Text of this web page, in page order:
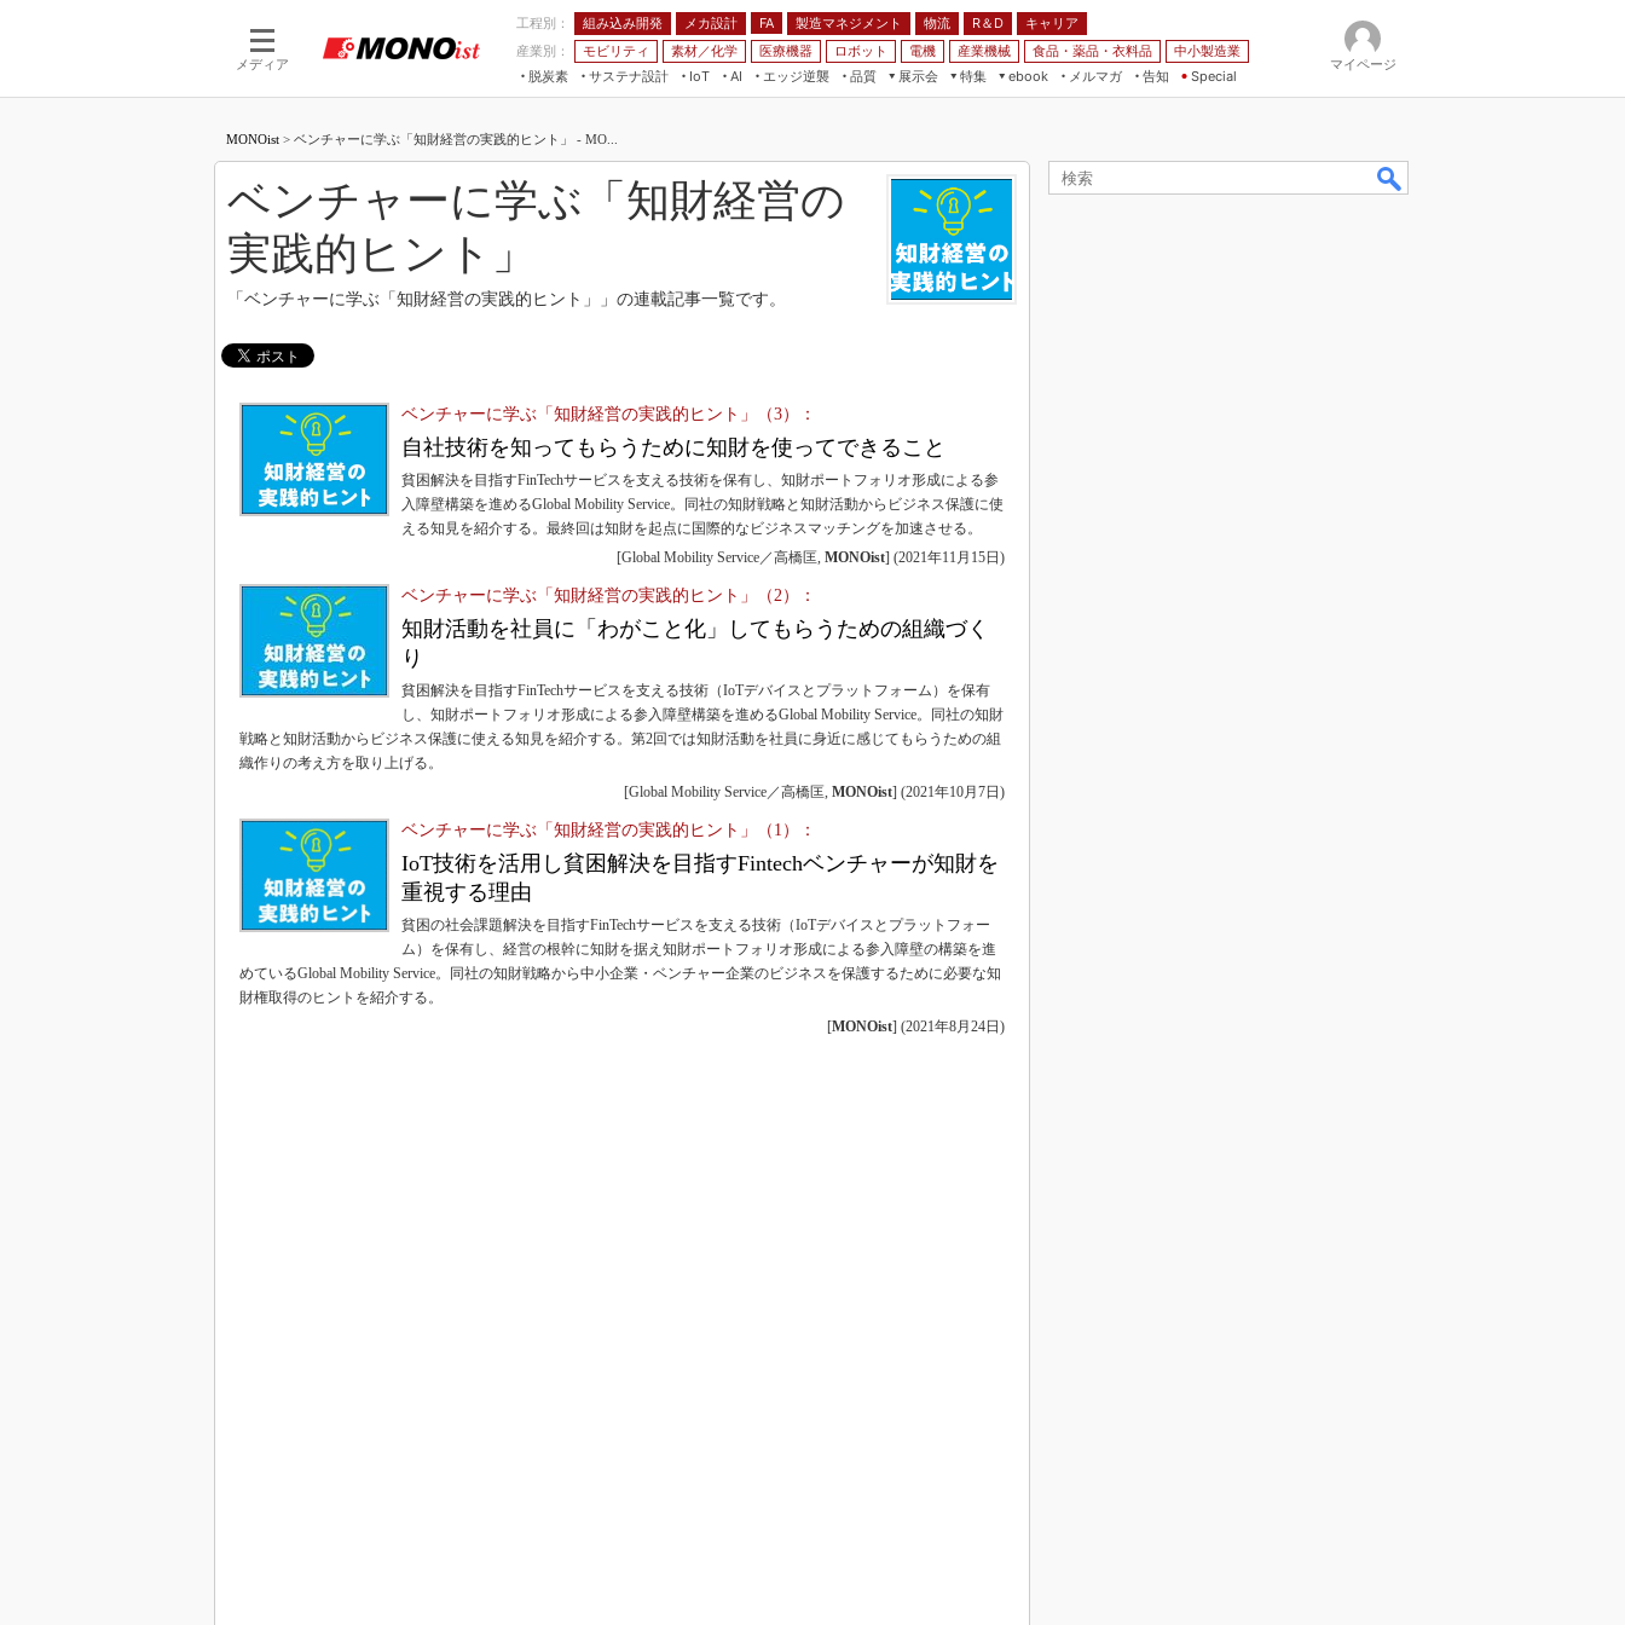
メディア
工程別： 組み込み開発 メカ設計 FA 製造マネジメント 物流 R＆D
キャリア
産業別：
モビリティ 素材／化学 医療機器 ロボット 電機 産業機械 食品・薬品・衣料品
中小製造業
脱炭素
サステナ設計
IoT
つながる工場
つながるサービス
AI
AI×設備保全
Physical AI
エッジ逆襲 品質
展示会
組込み/エッジ コンピューティング
展＆IoT/5Gソリューション展
ジャパンモビリティショー
スマート工場EXPO
EdgeTech+
日本ものづくりワールド
AUTOMOTIVE WORLD
産業オープンネット展
特集
5G
VR／AR
FPGA
車載ソフト開発
ISO26262
無償設計ツール
3Dプリンタ
デジタルツインとCAE
S＆OP
イノベーション
製造業ビッグデータ
グローバル設計・開発
制御セキュリティ
ebook
製造マネジメント
FA
素材／化学
メルマガ
告知 Special
マイページ
MONOist > ベンチャーに学ぶ「知財経営の実践的ヒント」 - MO...
ベンチャーに学ぶ「知財経営の
実践的ヒント」
「ベンチャーに学ぶ「知財経営の実践的ヒント」」の連載記事一覧です。
ベンチャーに学ぶ「知財経営の実践的ヒント」（3）：
自社技術を知ってもらうために知財を使ってできること
貧困解決を目指すFinTechサービスを支える技術を保有し、知財ポートフォリオ形成による参
入障壁構築を進めるGlobal Mobility Service。同社の知財戦略と知財活動からビジネス保護に使
える知見を紹介する。最終回は知財を起点に国際的なビジネスマッチングを加速させる。
[Global Mobility Service／高橋匡, MONOist] (2021年11月15日 )
ベンチャーに学ぶ「知財経営の実践的ヒント」（2）：
知財活動を社員に「わがこと化」してもらうための組織づく
り
貧困解決を目指すFinTechサービスを支える技術（IoTデバイスとプラットフォーム）を保有
し、知財ポートフォリオ形成による参入障壁構築を進めるGlobal Mobility Service。同社の知財
戦略と知財活動からビジネス保護に使える知見を紹介する。第2回では知財活動を社員に身近に感じてもらうための組
織作りの考え方を取り上げる。
[Global Mobility Service／高橋匡, MONOist] (2021年10月7日 )
ベンチャーに学ぶ「知財経営の実践的ヒント」（1）：
IoT技術を活用し貧困解決を目指すFintechベンチャーが知財を
重視する理由
貧困の社会課題解決を目指すFinTechサービスを支える技術（IoTデバイスとプラットフォー
ム）を保有し、経営の根幹に知財を据え知財ポートフォリオ形成による参入障壁の構築を進
めているGlobal Mobility Service。同社の知財戦略から中小企業・ベンチャー企業のビジネスを保護するために必要な知
財権取得のヒントを紹介する。
[MONOist] (2021年8月24日 )